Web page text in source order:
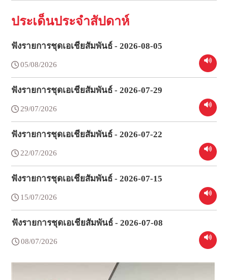
ประเด็นประจำสัปดาห์
ฟังรายการชุดเอเชียสัมพันธ์ - 2026-08-05
05/08/2026
ฟังรายการชุดเอเชียสัมพันธ์ - 2026-07-29
29/07/2026
ฟังรายการชุดเอเชียสัมพันธ์ - 2026-07-22
22/07/2026
ฟังรายการชุดเอเชียสัมพันธ์ - 2026-07-15
15/07/2026
ฟังรายการชุดเอเชียสัมพันธ์ - 2026-07-08
08/07/2026